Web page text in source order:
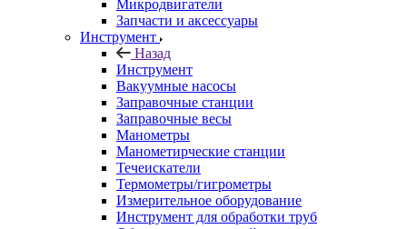
Микродвигатели
Запчасти и аксессуары
Инструмент
Назад
Инструмент
Вакуумные насосы
Заправочные станции
Заправочные весы
Манометры
Манометирческие станции
Течеискатели
Термометры/гигрометры
Измерительное оборудование
Инструмент для обработки труб